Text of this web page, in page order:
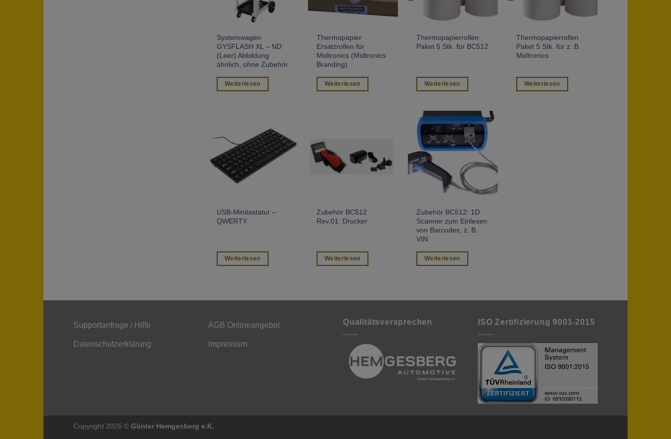
Systemwagen
GYSFLASH XL – ND
(Leer) Abbildung
ähnlich, ohne Zubehör
Weiterlesen
Thermopapier
Ersatzrollen für
Midtronics (Midtronics
Branding)
Weiterlesen
Thermopapierrollen
Paket 5 Stk. für BC512
Weiterlesen
Thermopapierrollen
Paket 5 Stk. für z. B.
Midtronics
Weiterlesen
USB-Minitastatur –
QWERTY
Weiterlesen
Zubehör BC512
Rev.01: Drucker
Weiterlesen
Zubehör BC512: 1D
Scanner zum Einlesen
von Barcodes, z. B.
VIN
Weiterlesen
Supportanfrage / Hilfe
Datenschutzerklärung
AGB Onlineangebot
Impressum
Qualitätsversprechen ISO Zertifizierung 9001-2015
Copyright 2026 © Günter Hemgesberg e.K.